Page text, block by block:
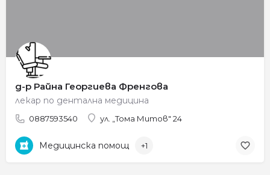
д-р Райна Георгиева Френгова
лекар по дентална медицина
0887593540 ул. „Тома Митов" 24
Медицинска помощ +1